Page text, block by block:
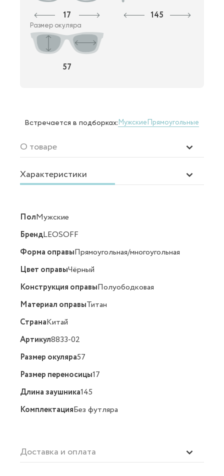
17 145
Размер окуляра
57
Встречается в подборках:МужскиеПрямоугольные
О товаре
Характеристики
ПолМужские
БрендLEOSOFF
Форма оправыПрямоугольная/многоугольная
Цвет оправыЧёрный
Конструкция оправыПолуободковая
Материал оправыТитан
СтранаКитай
Артикул8833-02
Размер окуляра57
Размер переносицы17
Длина заушника145
КомплектацияБез футляра
Доставка и оплата